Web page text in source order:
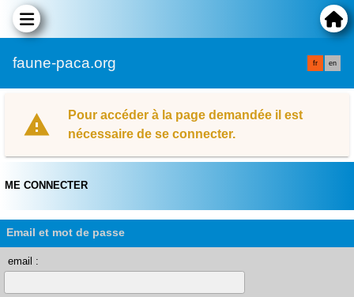
faune-paca.org fr en
Pour accéder à la page demandée il est
nécessaire de se connecter.
ME CONNECTER
Email et mot de passe
email :